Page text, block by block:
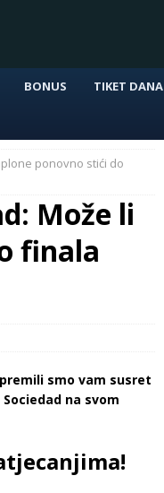
BONUS TIKET DANA
ponovno stići do
Može li
finala
smo vam susret
na svom